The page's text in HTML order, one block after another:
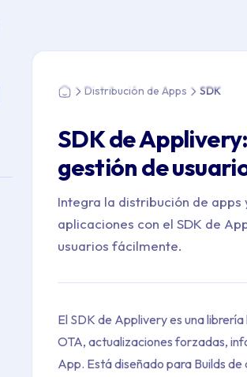
HomeDistribución de Apps SDK
SDK de
gestión de
Integra la distribución de
aplicaciones con el SDK de
usuarios fácilmente.
El SDK de Applivery es una
OTA, actualizaciones forzadas,
App. Está diseñado para Builds